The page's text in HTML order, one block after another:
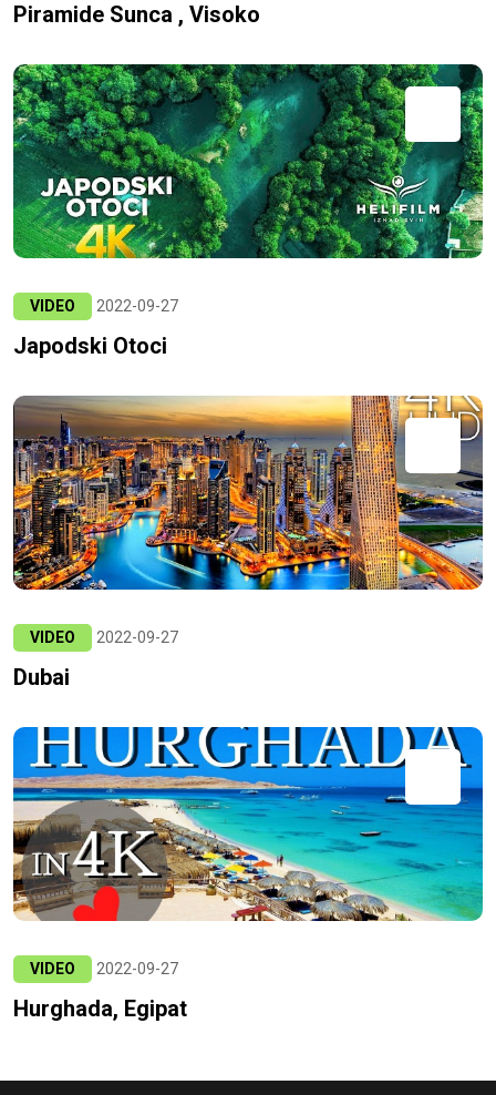
Piramide Sunca , Visoko
VIDEO 2022-09-27
Japodski Otoci
VIDEO 2022-09-27
Dubai
VIDEO 2022-09-27
Hurghada, Egipat